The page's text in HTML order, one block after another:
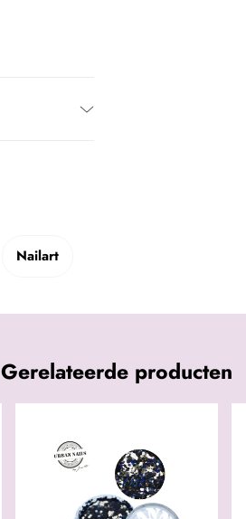
Nailart
Gerelateerde producten